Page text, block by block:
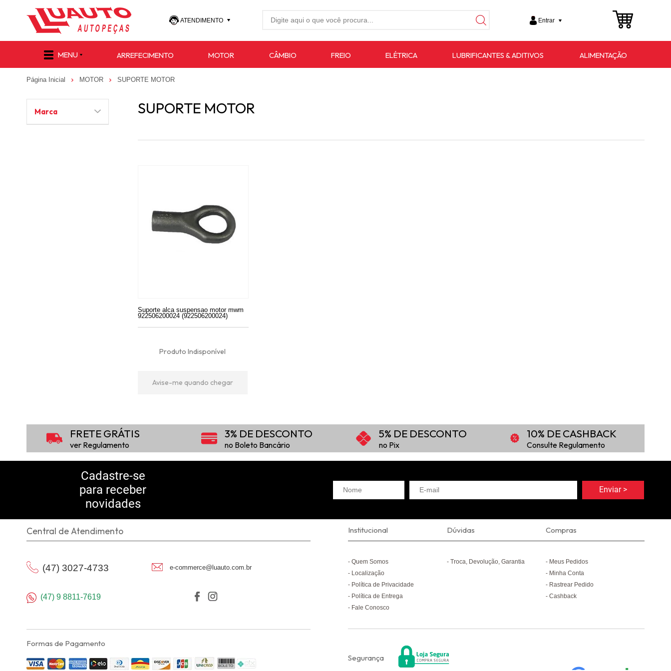
ATENDIMENTO
(47) 3027-4733
Entrar
MENU ARREFECIMENTO MOTOR CÂMBIO FREIO ELÉTRICA LUBRIFICANTES & ADITIVOS ALIMENTAÇÃO
Página Inicial MOTOR SUPORTE MOTOR
Marca SUPORTE MOTOR
Suporte alca suspensao motor mwm
922506200024 (922506200024)
Produto Indisponível
Avise-me quando chegar
FRETE GRÁTIS
ver Regulamento
3% DE DESCONTO
no Boleto Bancário
5% DE DESCONTO
no Pix
10% DE CASHBACK
Consulte Regulamento
Cadastre-se
para receber
novidades
Central de Atendimento
(47) 3027-4733 e-commerce@luauto.com.br
(47) 9 8811-7619
Formas de Pagamento
Institucional
Quem Somos
Localização
Política de Privacidade
Política de Entrega
Fale Conosco
Dúvidas
Troca, Devolução, Garantia
Compras
Meus Pedidos
Minha Conta
Rastrear Pedido
Cashback
Segurança